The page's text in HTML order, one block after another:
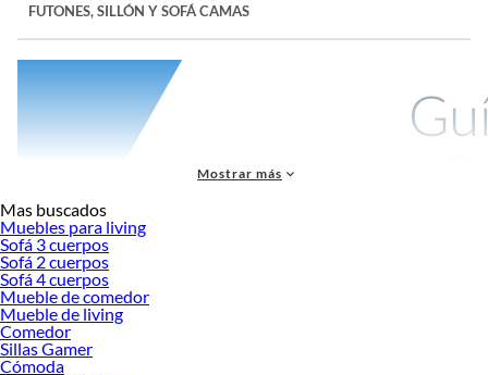
FUTONES, SILLÓN Y SOFÁ CAMAS
Sofá cama vs. Futón: Comparación rápida
Característica
Estructura/Mecanism
o
Mostrar más
Mas buscados
Muebles para living
Sofá 3 cuerpos
Sofá 2 cuerpos
Sofá 4 cuerpos
Mueble de comedor
Mueble de living
Comedor
Sillas Gamer
Cómoda